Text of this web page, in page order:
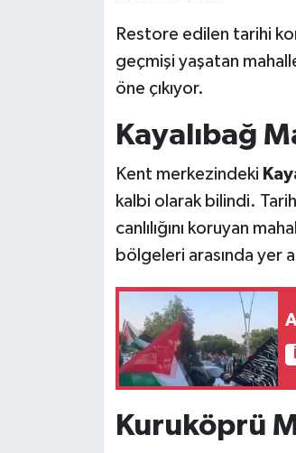
Restore edilen tarihi
geçmişi yaşatan
öne çıkıyor.
Kayalıbağ
Kent merkezindeki
kalbi olarak bilindi.
canlılığını koruyan
bölgeleri arasında yer
Kuruköprü